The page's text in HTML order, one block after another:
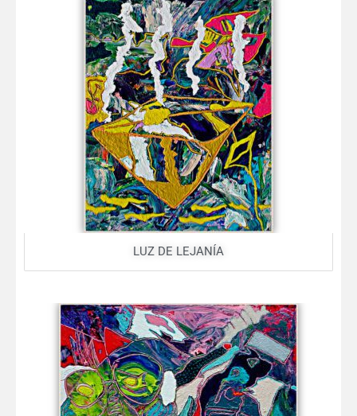
LUZ DE LEJANÍA